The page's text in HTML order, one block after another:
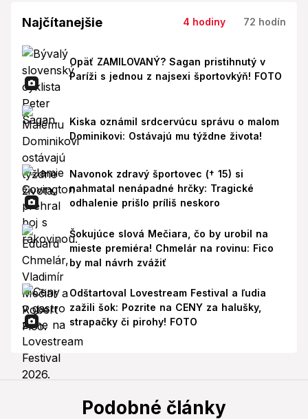
Najčítanejšie 4 hodiny 72 hodín
Opäť ZAMILOVANÝ? Sagan pristihnutý v
Paríži s jednou z najsexi športovkýň! FOTO
Kiska oznámil srdcervúcu správu o malom
Dominikovi: Ostávajú mu týždne života!
Navonok zdravý športovec († 15) si
nahmatal nenápadné hrčky: Tragické
odhalenie prišlo príliš neskoro
Šokujúce slová Mečiara, čo by urobil na
mieste premiéra! Chmelár na rovinu: Fico
by mal návrh zvážiť
Odštartoval Lovestream Festival a ľudia
zažili šok: Pozrite na CENY za halušky,
strapačky či pirohy! FOTO
Podobné články